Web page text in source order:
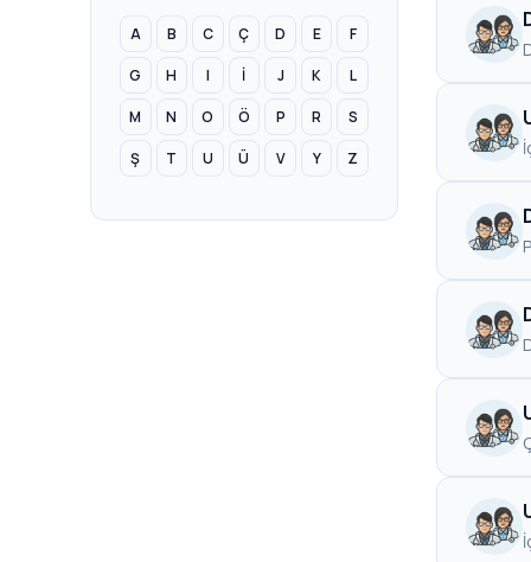
A B C Ç D E F
G H I İ J K L
M N O Ö P R S
Ş T U Ü V Y Z